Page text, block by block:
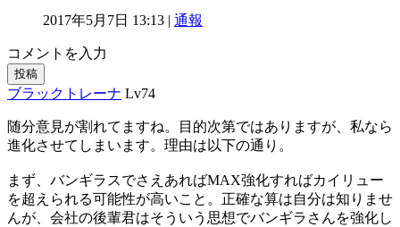
2017年5月7日 13:13 | 通報
コメントを入力
投稿
ブラックトレーナ Lv74
随分意見が割れてますね。目的次第ではありますが、私なら
進化させてしまいます。理由は以下の通り。
まず、バンギラスでさえあればMAX強化すればカイリュー
を超えられる可能性が高いこと。正確な算は自分は知りませ
んが、会社の後輩君はそういう思想でバンギラさんを強化し